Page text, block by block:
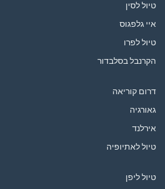
טיול לסין
איי גלפגוס
טיול לפרו
הקרנבל בסלבדור
דרום קוריאה
גאורגיה
אירלנד
טיול לאתיופיה
טיול ליפן